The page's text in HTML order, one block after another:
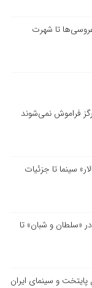
عروسی‌ها تا شهرت
فراموش نمی‌شوند
سینما تا جزئیات
«سلطان و شبان» تا
پایتخت و سینمای ایران